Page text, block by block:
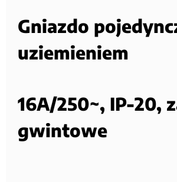
Gniazdo
uziemieniem
16A/250~, IP-20,
gwintowe